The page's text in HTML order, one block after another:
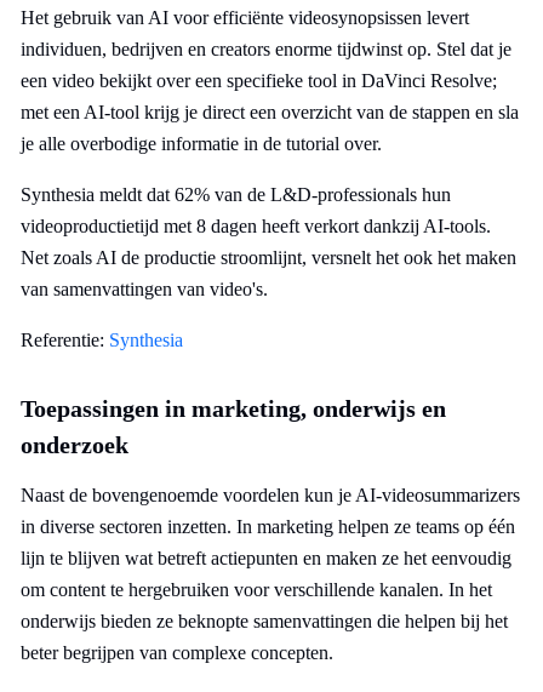
Het gebruik van AI voor efficiënte videosynopsissen levert
individuen, bedrijven en creators enorme tijdwinst op. Stel dat je
een video bekijkt over een specifieke tool in DaVinci Resolve;
met een AI-tool krijg je direct een overzicht van de stappen en sla
je alle overbodige informatie in de tutorial over.
Synthesia meldt dat 62% van de L&D-professionals hun
videoproductietijd met 8 dagen heeft verkort dankzij AI-tools.
Net zoals AI de productie stroomlijnt, versnelt het ook het maken
van samenvattingen van video's.
Referentie: Synthesia
Toepassingen in marketing, onderwijs en
onderzoek
Naast de bovengenoemde voordelen kun je AI-videosummarizers
in diverse sectoren inzetten. In marketing helpen ze teams op één
lijn te blijven wat betreft actiepunten en maken ze het eenvoudig
om content te hergebruiken voor verschillende kanalen. In het
onderwijs bieden ze beknopte samenvattingen die helpen bij het
beter begrijpen van complexe concepten.